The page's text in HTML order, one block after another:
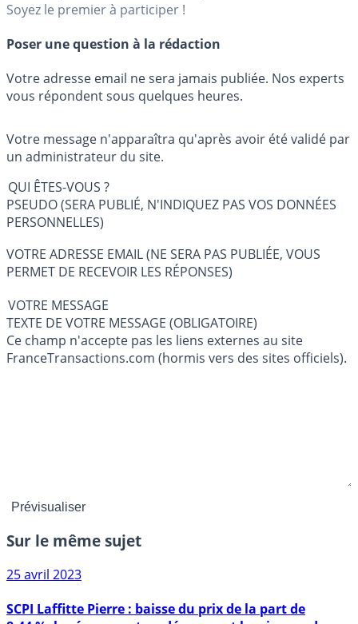
Soyez le premier à participer !
Poser une question à la rédaction
Votre adresse email ne sera jamais publiée. Nos experts
vous répondent sous quelques heures.
Votre message n'apparaîtra qu'après avoir été validé par
un administrateur du site.
QUI ÊTES-VOUS ?
PSEUDO (SERA PUBLIÉ, N'INDIQUEZ PAS VOS DONNÉES
PERSONNELLES)
VOTRE ADRESSE EMAIL (NE SERA PAS PUBLIÉE, VOUS
PERMET DE RECEVOIR LES RÉPONSES)
VOTRE MESSAGE
TEXTE DE VOTRE MESSAGE (OBLIGATOIRE)
Ce champ n'accepte pas les liens externes au site
FranceTransactions.com (hormis vers des sites officiels).
Sur le même sujet
25 avril 2023